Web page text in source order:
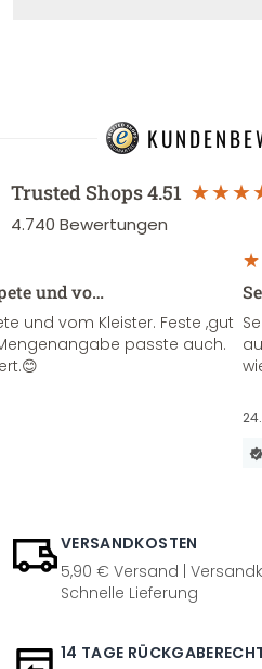
Trusted Shops4.51
4.740 Bewertungen
und vo…
und vom Kleister. Feste ,gut
passte auch.
VERSANDKOSTEN
5,90 € Versand |
Schnelle Lieferung
14 TAGE